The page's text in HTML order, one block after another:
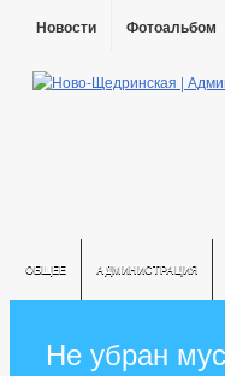
Новости Фотоальбом
ОБЩЕЕ АДМИНИСТРАЦИЯ
Не убран